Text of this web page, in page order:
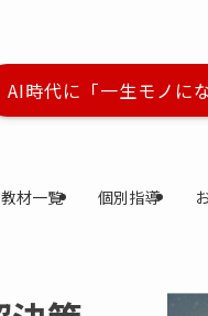
教材一覧 個別指導
AI時代に「一生モノに